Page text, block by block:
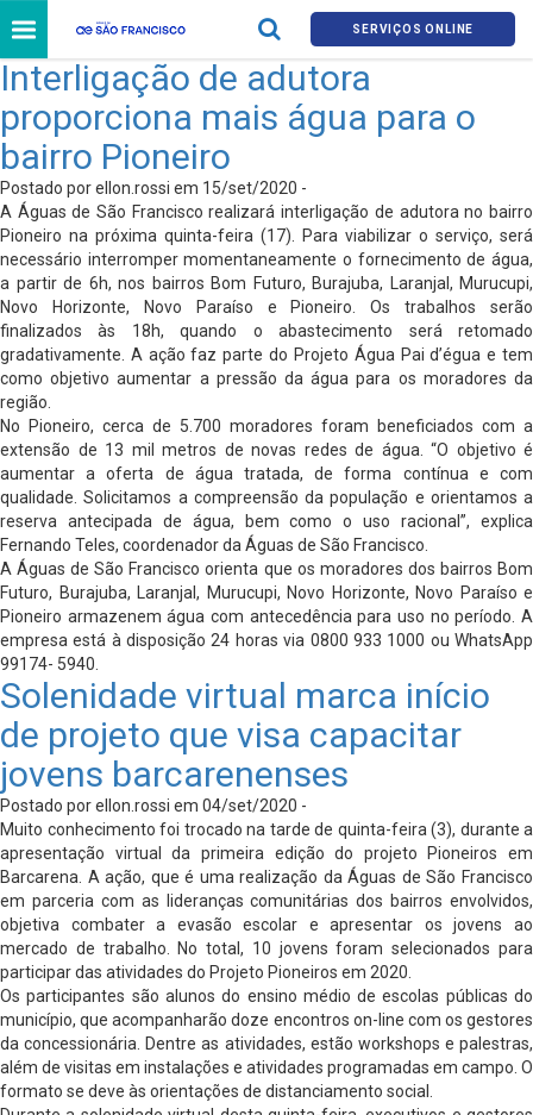
SERVIÇOS ONLINE
Interligação de adutora
proporciona mais água para o
bairro Pioneiro
Postado por ellon.rossi em 15/set/2020 -
A Águas de São Francisco realizará interligação de adutora no bairro
Pioneiro na próxima quinta-feira (17). Para viabilizar o serviço, será
necessário interromper momentaneamente o fornecimento de água,
a partir de 6h, nos bairros Bom Futuro, Burajuba, Laranjal, Murucupi,
Novo Horizonte, Novo Paraíso e Pioneiro. Os trabalhos serão
finalizados às 18h, quando o abastecimento será retomado
gradativamente. A ação faz parte do Projeto Água Pai d’égua e tem
como objetivo aumentar a pressão da água para os moradores da
região.
No Pioneiro, cerca de 5.700 moradores foram beneficiados com a
extensão de 13 mil metros de novas redes de água. “O objetivo é
aumentar a oferta de água tratada, de forma contínua e com
qualidade. Solicitamos a compreensão da população e orientamos a
reserva antecipada de água, bem como o uso racional”, explica
Fernando Teles, coordenador da Águas de São Francisco.
A Águas de São Francisco orienta que os moradores dos bairros Bom
Futuro, Burajuba, Laranjal, Murucupi, Novo Horizonte, Novo Paraíso e
Pioneiro armazenem água com antecedência para uso no período. A
empresa está à disposição 24 horas via 0800 933 1000 ou WhatsApp
99174- 5940.
Solenidade virtual marca início
de projeto que visa capacitar
jovens barcarenenses
Postado por ellon.rossi em 04/set/2020 -
Muito conhecimento foi trocado na tarde de quinta-feira (3), durante a
apresentação virtual da primeira edição do projeto Pioneiros em
Barcarena. A ação, que é uma realização da Águas de São Francisco
em parceria com as lideranças comunitárias dos bairros envolvidos,
objetiva combater a evasão escolar e apresentar os jovens ao
mercado de trabalho. No total, 10 jovens foram selecionados para
participar das atividades do Projeto Pioneiros em 2020.
Os participantes são alunos do ensino médio de escolas públicas do
município, que acompanharão doze encontros on-line com os gestores
da concessionária. Dentre as atividades, estão workshops e palestras,
além de visitas em instalações e atividades programadas em campo. O
formato se deve às orientações de distanciamento social.